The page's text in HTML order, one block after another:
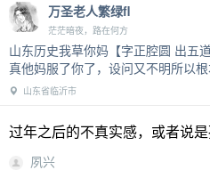
万圣老人繁绿fl
茫茫暗夜，路在何方
山东历史我草你妈【字正腔圆 出五
真他妈服了你了，设问又不明所以
山东省临沂市
过年之后的不真实感，或者说
夙兴